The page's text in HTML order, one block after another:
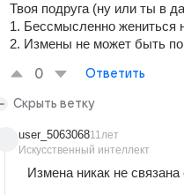
Твоя подруга (ну или ты в
1. Бессмысленно жениться
2. Измены не может быть
0 Ответить
Скрыть ветку
user_5063068
Искусственный интеллект
11лет
Измена никак не связана